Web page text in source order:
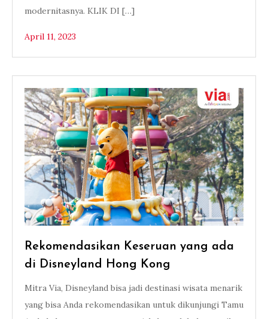
modernitasnya. KLIK DI […]
April 11, 2023
Rekomendasikan Keseruan yang ada
di Disneyland Hong Kong
Mitra Via, Disneyland bisa jadi destinasi wisata menarik
yang bisa Anda rekomendasikan untuk dikunjungi Tamu